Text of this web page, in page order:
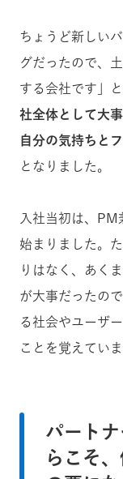
ちょうど新しい
グだったので、
する会社です」
社全体として大
自分の気持ちと
となりました。
入社当初は、PM
始まりました。
りはなく、あく
が大事だったの
る社会やユーザ
ことを覚えていま
パート
らこそ